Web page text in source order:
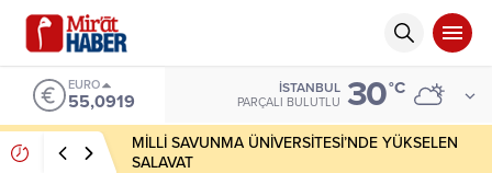
EURO
55,0919
İSTANBUL
PARÇALI BULUTLU 30°C
MİLLİ SAVUNMA ÜNİVERSİTESİ’NDE YÜKSELEN
SALAVAT